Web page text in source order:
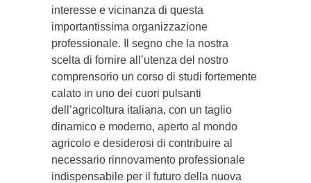
interesse e vicinanza di questa
importantissima organizzazione
professionale. Il segno che la nostra
scelta di fornire all’utenza del nostro
comprensorio un corso di studi fortemente
calato in uno dei cuori pulsanti
dell’agricoltura italiana, con un taglio
dinamico e moderno, aperto al mondo
agricolo e desiderosi di contribuire al
necessario rinnovamento professionale
indispensabile per il futuro della nuova